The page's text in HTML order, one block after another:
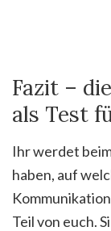
Fazit –
als Test
Ihr werdet
haben, auf
Teil von euch.